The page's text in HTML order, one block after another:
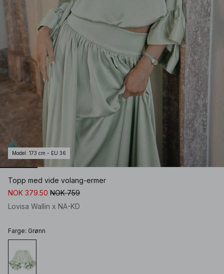
Model : 173 cm - EU 36
Topp med vide volang-ermer
NOK 379.50 NOK 759
Lovisa Wallin x NA-KD
Farge: Grønn